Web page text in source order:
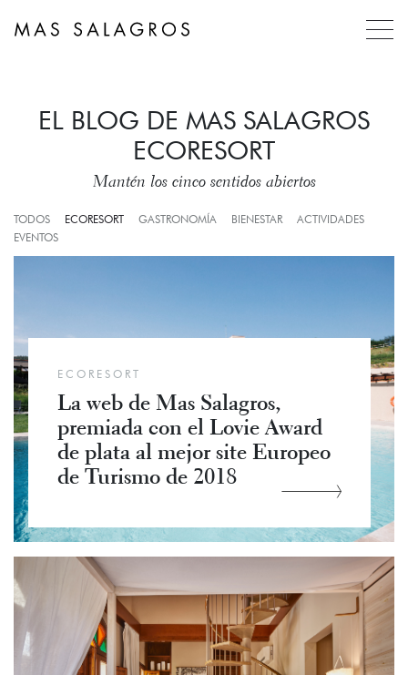
EL BLOG DE MAS SALAGROS
ECORESORT
Mantén los cinco sentidos abiertos
TODOS ECORESORT GASTRONOMÍA BIENESTAR ACTIVIDADES
EVENTOS
ECORESORT
La web de Mas Salagros,
premiada con el Lovie Award
de plata al mejor site Europeo
de Turismo de 2018